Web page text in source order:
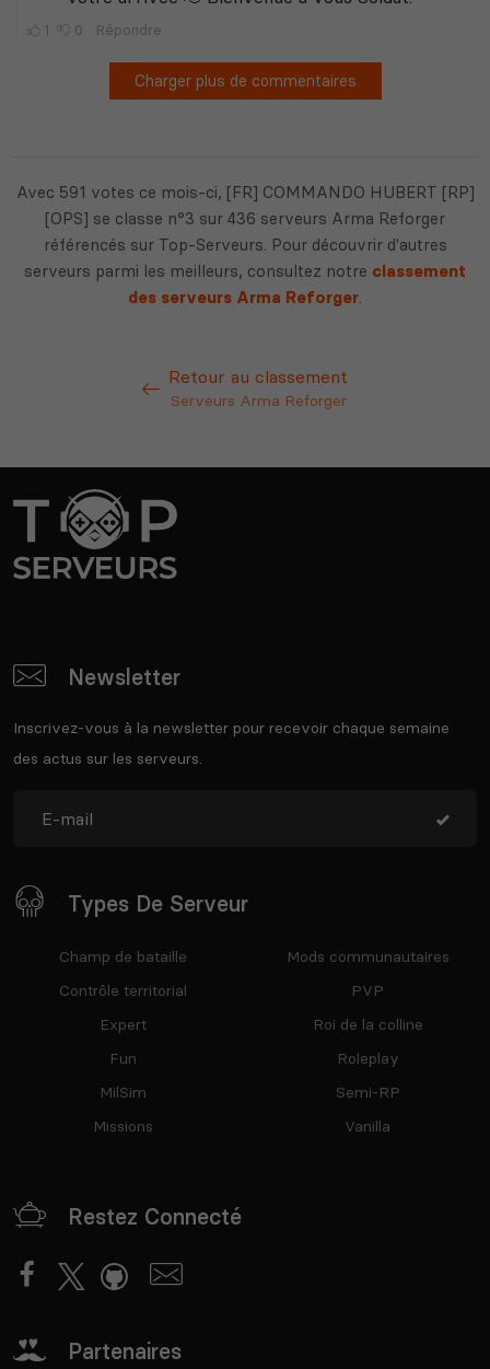
Avec 591 votes ce mois-ci, [FR] COMMANDO HUBERT [RP]
[OPS] se classe n°3 sur 436 serveurs Arma Reforger
référencés sur Top-Serveurs. Pour découvrir d'autres
serveurs parmi les meilleurs, consultez notre classement
des serveurs Arma Reforger.
Retour au classement
Serveurs Arma Reforger
Newsletter
Inscrivez-vous à la newsletter pour recevoir chaque semaine
des actus sur les serveurs.
Types De Serveur
Champ de bataille
Contrôle territorial
Expert
Fun
MilSim
Missions
Mods communautaires
PVP
Roi de la colline
Roleplay
Semi-RP
Vanilla
Restez Connecté
Partenaires